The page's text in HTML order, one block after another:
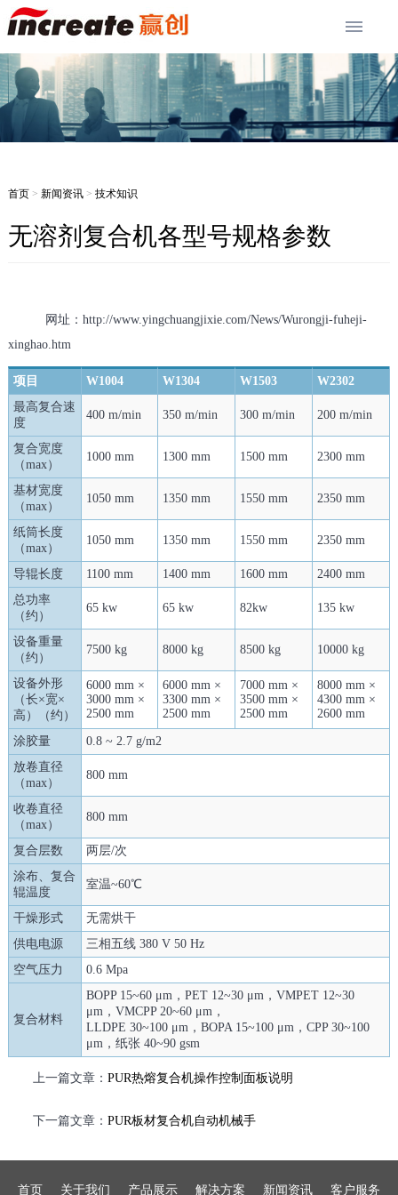
首页> 新闻资讯> 技术知识
无溶剂复合机各型号规格参数
网址：http://www.yingchuangjixie.com/News/Wurongji-fuheji-
xinghao.htm
项目 W1004 W1304 W1503
W2302
最高复合速
度
400 m/min 350 m/min 300 m/min 200 m/min
复合宽度
（max）
1000 mm 1300 mm 1500 mm 2300 mm
基材宽度
（max）
1050 mm 1350 mm 1550 mm 2350 mm
纸筒长度
（max）
1050 mm 1350 mm 1550 mm 2350 mm
导辊长度 1100 mm 1400 mm 1600 mm
2400 mm
总功率
（约）
65 kw 65 kw 82kw 135 kw
设备重量
（约）
7500 kg 8000 kg 8500 kg 10000 kg
设备外形
（长×宽×
高）（约）
6000 mm ×
3000 mm ×
2500 mm
6000 mm ×
3300 mm ×
2500 mm
7000 mm ×
3500 mm ×
2500 mm
8000 mm ×
4300 mm ×
2600 mm
涂胶量
0.8 ~ 2.7 g/m2
放卷直径
（max）
800 mm
收卷直径
（max）
800 mm
复合层数
两层/次
涂布、复合
辊温度
室温~60℃
干燥形式
无需烘干
供电电源
三相五线 380 V 50 Hz
空气压力
0.6 Mpa
复合材料
BOPP 15~60 μm，PET 12~30 μm，VMPET 12~30
μm，VMCPP 20~60 μm，
LLDPE 30~100 μm，BOPA 15~100 μm，CPP 30~100
μm，纸张 40~90 gsm
上一篇文章： PUR热熔复合机操作控制面板说明
下一篇文章： PUR板材复合机自动机械手
首页 关于我们 产品展示 解决方案 新闻资讯 客户服务